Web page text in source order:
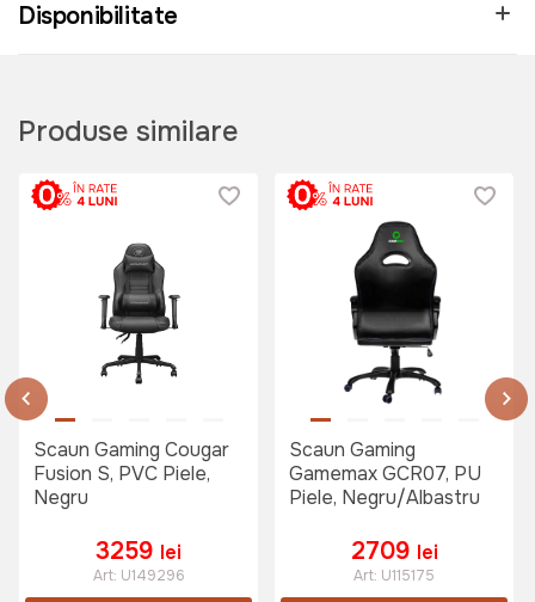
Disponibilitate
Produse similare
Scaun Gaming Cougar
Fusion S, PVC Piele,
Negru
3259 lei
Art: U149296
Scaun Gaming
Gamemax GCR07, PU
Piele, Negru/Albastru
2709 lei
Art: U115175